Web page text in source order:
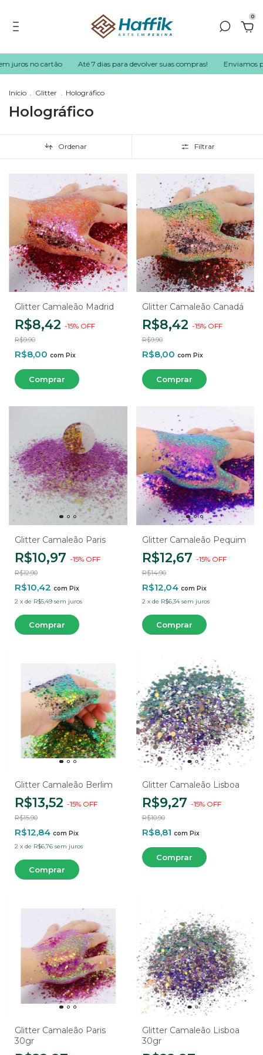
0
no cartão Até 7 dias para devolver suas compras! Enviamos
Início . Glitter . Holográfico
Holográfico
Ordenar Filtrar
Glitter Camaleão Madrid
R$8,42 -15% OFF
R$9,90
R$8,00 com Pix
Glitter Camaleão Canadá
R$8,42 -15% OFF
R$9,90
R$8,00 com Pix
Glitter Camaleão Paris
R$10,97 -15% OFF
R$12,90
R$10,42 com Pix
2 x de R$5,49 sem juros
Glitter Camaleão Pequim
R$12,67 -15% OFF
R$14,90
R$12,04 com Pix
2 x de R$6,34 sem juros
Glitter Camaleão Berlim
R$13,52 -15% OFF
R$15,90
R$12,84 com Pix
2 x de R$6,76 sem juros
Glitter Camaleão Lisboa
R$9,27 -15% OFF
R$10,90
R$8,81 com Pix
Glitter Camaleão Paris
30gr
Glitter Camaleão Lisboa
30gr